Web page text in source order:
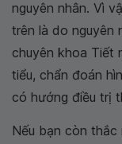
nguyên nhân. Vì
trên là do nguyên
chuyên khoa Tiết
tiểu, chẩn đoán
có hướng điều trị
Nếu bạn còn thắc